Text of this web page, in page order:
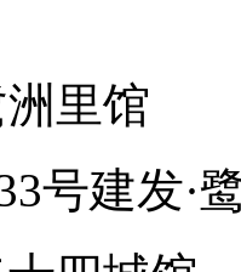
里馆
号建发·